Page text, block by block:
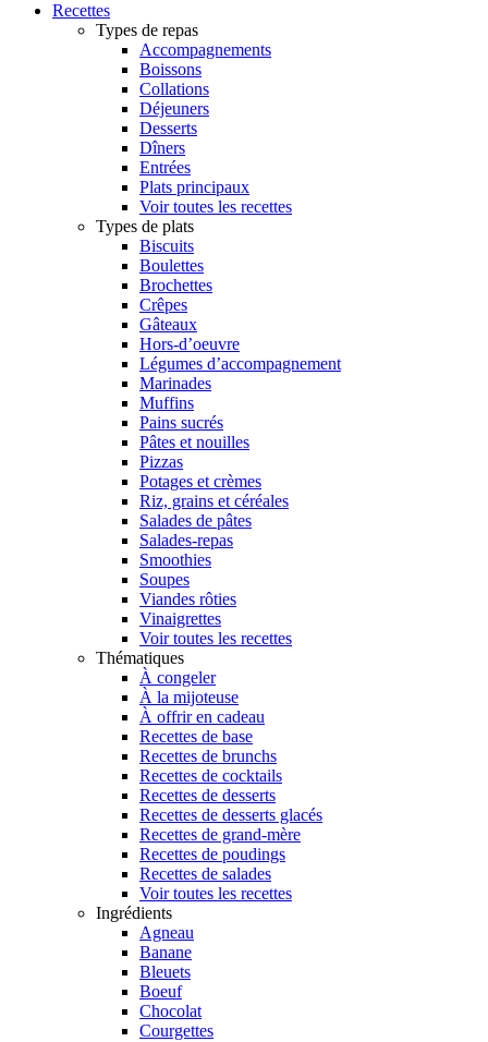
Recettes
Types de repas
Accompagnements
Boissons
Collations
Déjeuners
Desserts
Dîners
Entrées
Plats principaux
Voir toutes les recettes
Types de plats
Biscuits
Boulettes
Brochettes
Crêpes
Gâteaux
Hors-d’oeuvre
Légumes d’accompagnement
Marinades
Muffins
Pains sucrés
Pâtes et nouilles
Pizzas
Potages et crèmes
Riz, grains et céréales
Salades de pâtes
Salades-repas
Smoothies
Soupes
Viandes rôties
Vinaigrettes
Voir toutes les recettes
Thématiques
À congeler
À la mijoteuse
À offrir en cadeau
Recettes de base
Recettes de brunchs
Recettes de cocktails
Recettes de desserts
Recettes de desserts glacés
Recettes de grand-mère
Recettes de poudings
Recettes de salades
Voir toutes les recettes
Ingrédients
Agneau
Banane
Bleuets
Boeuf
Chocolat
Courgettes